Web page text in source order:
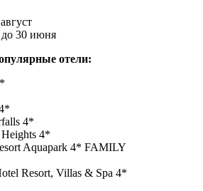
до 30 июня
отели:
4*
Heights 4*
Aquapark 4* FAMILY
Resort, Villas & Spa 4*